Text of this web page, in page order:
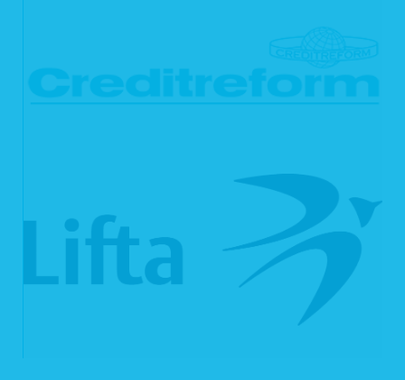
der Webseite zu gewährleisten und eine komfortable Nutzung unserer Webseite
Rechtsgrundlage für die Verarbeitung der Daten ist unser berechtigtes Interesse
an einer korrekten Darstellung und Funktionsfähigkeit unserer Webseite gemäß
Art. 6 Abs. 1 lit. f DSGVO bzw. § 25 Abs. 1 S. 1, Abs. 2 Nr. 2 TTDSG.
Angriffsversuchen auf unseren Webserver, werden diese Daten von uns
kurzzeitig gespeichert. Anhand dieser Daten ist uns ein Rückschluss auf
einzelne Personen nicht möglich. Nach spätestens sieben Tagen werden die
Daten durch Verkürzung der IP-Adresse auf Domainebene anonymisiert, sodass
es nicht mehr möglich ist, einen Bezug zum einzelnen Nutzer herzustellen. In
anonymisierter Form werden die Daten daneben ggf. zu statistischen Zwecken
verarbeitet. Eine Speicherung dieser Daten zusammen mit anderen
personenbezogenen Daten des Nutzers, ein Abgleich mit anderen
Datenbeständen oder eine Weitergabe an Dritte findet zu keinem Zeitpunkt statt.